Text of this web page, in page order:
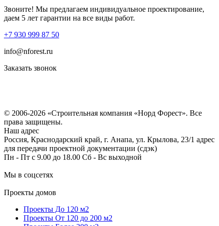
Звоните! Мы предлагаем индивидуальное проектирование,
даем 5 лет гарантии на все виды работ.
+7 930 999 87 50
info@nforest.ru
Заказать звонок
© 2006-2026 «Строительная компания «Норд Форест». Все
права защищены.
Наш адрес
Россия, Краснодарский край, г. Анапа, ул. Крылова, 23/1 адрес
для передачи проектной документации (сдэк)
Пн - Пт с 9.00 до 18.00 Сб - Вс выходной
Мы в соцсетях
Проекты домов
Проекты До 120 м2
Проекты От 120 до 200 м2